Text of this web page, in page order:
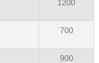
1200
700
900